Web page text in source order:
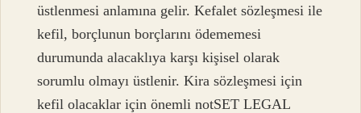
üstlenmesi anlamına gelir. Kefalet sözleşmesi ile
kefil, borçlunun borçlarını ödememesi
durumunda alacaklıya karşı kişisel olarak
sorumlu olmayı üstlenir. Kira sözleşmesi için
kefil olacaklar için önemli notSET LEGAL